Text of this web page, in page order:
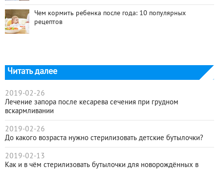
Чем кормить ребенка после года: 10 популярных
рецептов
Читать далее
2019-02-26
Лечение запора после кесарева сечения при грудном
вскармливании
2019-02-26
До какого возраста нужно стерилизовать детские бутылочки?
2019-02-13
Как и в чём стерилизовать бутылочки для новорождённых в